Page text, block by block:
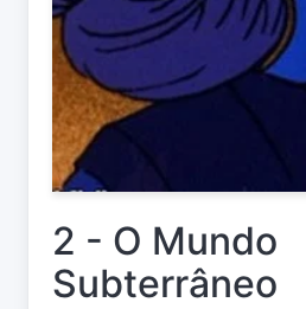
2 - O Mundo
Subterrâneo